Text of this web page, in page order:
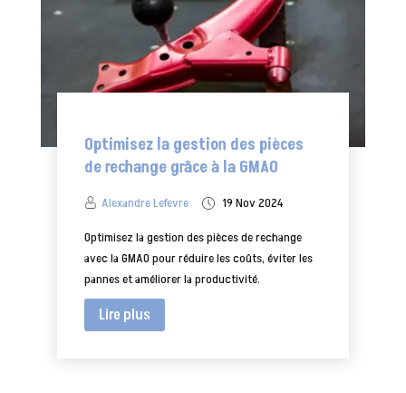
Optimisez la gestion des pièces
de rechange grâce à la GMAO
Alexandre Lefevre
19 Nov 2024
Optimisez la gestion des pièces de rechange
avec la GMAO pour réduire les coûts, éviter les
pannes et améliorer la productivité.
Lire plus